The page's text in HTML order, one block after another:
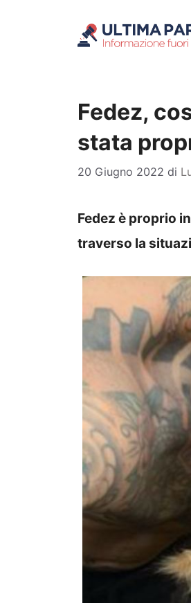
Fedez,
stata
20 Giugno 2022 di
Fedez è proprio
traverso la